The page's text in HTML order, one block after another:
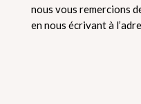
nous vous remercions
en nous écrivant à